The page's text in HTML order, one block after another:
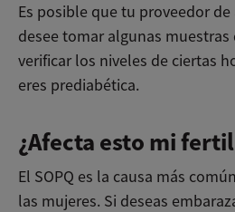
Es posible que tu proveedor
desee tomar algunas muestras
verificar los niveles de ciertas
eres prediabética.
¿Afecta esto mi
El SOPQ es la causa más
las mujeres. Si deseas